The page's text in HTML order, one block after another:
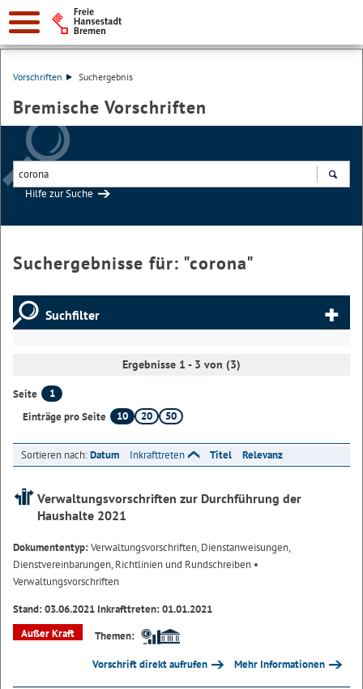
Vorschriften Suchergebnis
Bremische Vorschriften
Hilfe zur Suche
Suchergebnisse für: "corona"
Suchfilter
Ergebnisse 1 - 3 von (3)
Seite
1
Einträge pro Seite
10 20 50
Sortieren nach:Datum Inkrafttreten Titel Relevanz
Verwaltungsvorschriften zur Durchführung der
Haushalte 2021
Dokumententyp:Verwaltungsvorschriften, Dienstanweisungen,
Dienstvereinbarungen, Richtlinien und Rundschreiben •
Verwaltungsvorschriften
Stand: 03.06.2021 Inkrafttreten: 01.01.2021
Außer Kraft
Themen:
Vorschrift direkt aufrufen Mehr Informationen